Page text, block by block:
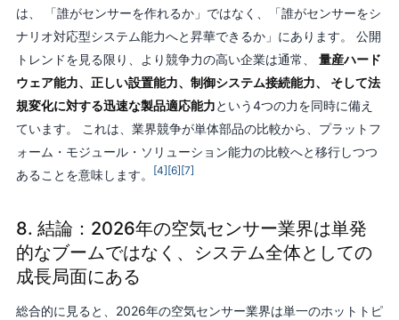
は、 「誰がセンサーを作れるか」ではなく、「誰がセンサーをシ
ナリオ対応型システム能力へと昇華できるか」にあります。 公開
トレンドを見る限り、より競争力の高い企業は通常、 量産ハード
ウェア能力、正しい設置能力、制御システム接続能力、 そして法
規変化に対する迅速な製品適応能力という4つの力を同時に備え
ています。 これは、業界競争が単体部品の比較から、プラットフ
ォーム・モジュール・ソリューション能力の比較へと移行しつつ
あることを意味します。
[4][6][7]
8. 結論：2026年の空気センサー業界は単発
的なブームではなく、システム全体としての
成長局面にある
総合的に見ると、2026年の空気センサー業界は単一のホットトピ